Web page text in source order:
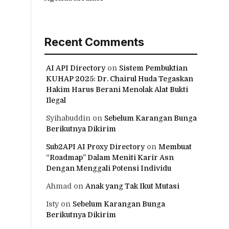
Recent Comments
AI API Directoryon Sistem Pembuktian
KUHAP 2025: Dr. Chairul Huda Tegaskan
Hakim Harus Berani Menolak Alat Bukti
Ilegal
Syihabuddin on Sebelum Karangan Bunga
Berikutnya Dikirim
Sub2API AI Proxy Directoryon Membuat
“Roadmap” Dalam Meniti Karir Asn
Dengan Menggali Potensi Individu
Ahmad on Anak yang Tak Ikut Mutasi
Istyon Sebelum Karangan Bunga
Berikutnya Dikirim